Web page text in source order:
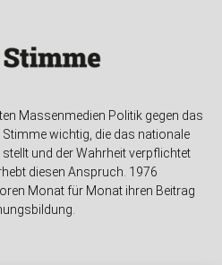
Massenmedien Politik gegen das
Stimme wichtig, die das nationale
und der Wahrheit verpflichtet
diesen Anspruch. 1976
Monat für Monat ihren Beitrag